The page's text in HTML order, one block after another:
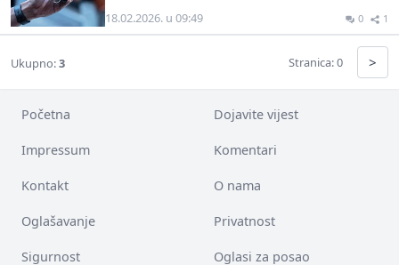
18.02.2026. u 09:49 0 1
Ukupno:3 Stranica: 0 >
Početna Dojavite vijest
Impressum Komentari
Kontakt O nama
Oglašavanje Privatnost
Sigurnost Oglasi za posao